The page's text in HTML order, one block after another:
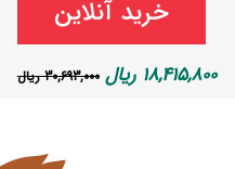
18,415,800 ریال 30,693,000 ریال